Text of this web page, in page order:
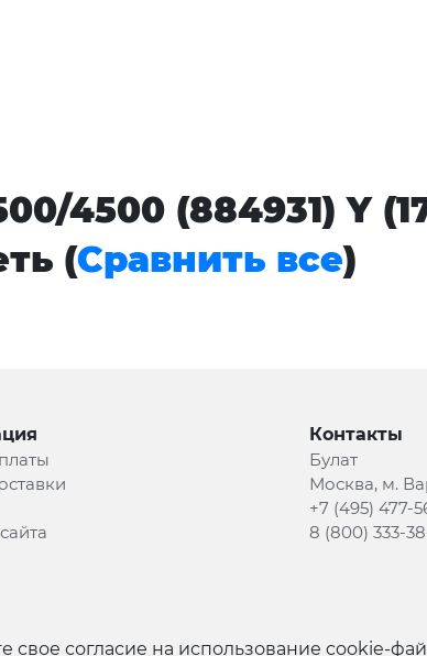
4500 (884931) Y
(Сравнить все)
Контакты
Булат
Москва, м.
+7 (495) 477-
8 (800) 333-
согласие на использование cookie-